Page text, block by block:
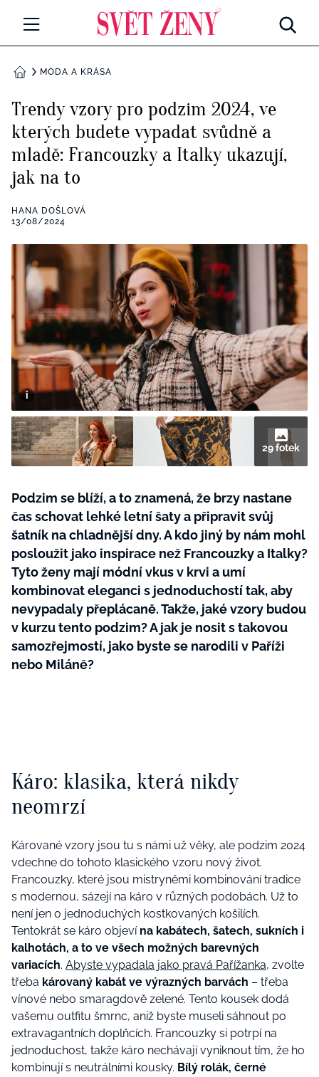
Všechny kategorie
Rozhovory
RETROHUBKY
PSYCHOLOGIE
Seberozvoj
ZDRAVÍ
Životní styl
ZÁBAVA
Všechny kategorie
Testy a kvízy
BYDLENÍ
Všechny kategorie
Tvoření
Rady a tipy
BurdaMedia
Extra
SVĚT ŽENY - 599 KČ
ROČNÍ PŘEDPLATNÉ SVĚT ŽENY +
SADA PRODUKTŮ MANA (10 ks)
DOMŮMÓDA A KRÁSA
Trendy vzory pro podzim 2024, ve
kterých budete vypadat svůdně a
mladě: Francouzky a Italky ukazují,
jak na to
HANA DOŠLOVÁ
13/08/2024
29 fotek
Podzim se blíží, a to znamená, že brzy nastane
čas schovat lehké letní šaty a připravit svůj
šatník na chladnější dny. A kdo jiný by nám mohl
posloužit jako inspirace než Francouzky a Italky?
Tyto ženy mají módní vkus v krvi a umí
kombinovat eleganci s jednoduchostí tak, aby
nevypadaly přeplácaně. Takže, jaké vzory budou
v kurzu tento podzim? A jak je nosit s takovou
samozřejmostí, jako byste se narodili v Paříži
nebo Miláně?
Káro: klasika, která nikdy
neomrzí
Kárované vzory jsou tu s námi už věky, ale podzim 2024
vdechne do tohoto klasického vzoru nový život.
Francouzky, které jsou mistryněmi kombinování tradice
s modernou, sázejí na káro v různých podobách. Už to
není jen o jednoduchých kostkovaných košilích.
Tentokrát se káro objeví na kabátech, šatech, sukních i
kalhotách, a to ve všech možných barevných
variacích. Abyste vypadala jako pravá Pařížanka, zvolte
třeba károvaný kabát ve výrazných barvách – třeba
vínové nebo smaragdově zelené. Tento kousek dodá
vašemu outfitu šmrnc, aniž byste museli sáhnout po
extravagantních doplňcích. Francouzky si potrpí na
jednoduchost, takže káro nechávají vyniknout tím, že ho
kombinují s neutrálními kousky. Bílý rolák, černé